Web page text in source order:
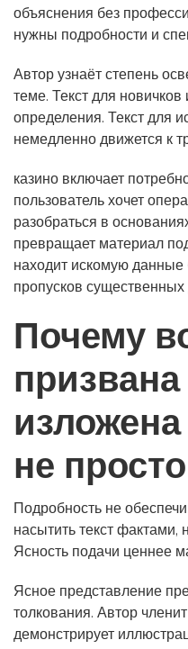
объяснения без
нужны подробности и
Автор узнаёт степень
теме. Текст для
определения. Текст для
немедленно движется к
казино включает
пользователь хочет
разобраться в
превращает материал
находит искомую
пропусков существенных
Почему
не
Подробность не
насытить текст фактами,
Ясность подачи ценнее
Ясное представление
толкования. Автор
демонстрирует